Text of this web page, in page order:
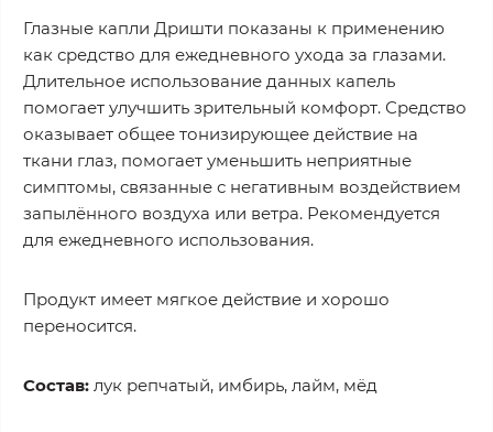
Глазные капли Дришти показаны к применению
как средство для ежедневного ухода за глазами.
Длительное использование данных капель
помогает улучшить зрительный комфорт. Средство
оказывает общее тонизирующее действие на
ткани глаз, помогает уменьшить неприятные
симптомы, связанные с негативным воздействием
запылённого воздуха или ветра. Рекомендуется
для ежедневного использования.
Продукт имеет мягкое действие и хорошо
переносится.
Состав: лук репчатый, имбирь, лайм, мёд